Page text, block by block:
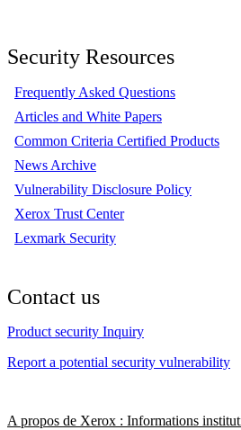
Security Resources
Frequently Asked Questions
Articles and White Papers
Common Criteria Certified Products
News Archive
Vulnerability Disclosure Policy
Xerox Trust Center
Lexmark Security
Contact us
Product security Inquiry
Report a potential security vulnerability
A propos de Xerox : Informations